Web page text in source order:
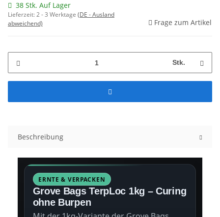
38 Stk. Auf Lager
Lieferzeit:2 - 3 Werktage (DE - Ausland
abweichend)
Frage zum Artikel
Stk.
Beschreibung
ERNTE & VERPACKEN
Grove Bags TerpLoc 1kg – Curing
ohne Burpen